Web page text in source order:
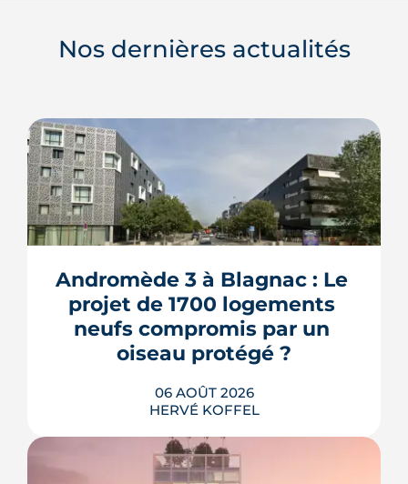
Nos dernières actualités
Andromède 3 à Blagnac : Le
projet de 1700 logements
neufs compromis par un
oiseau protégé ?
06 AOÛT 2026
HERVÉ KOFFEL